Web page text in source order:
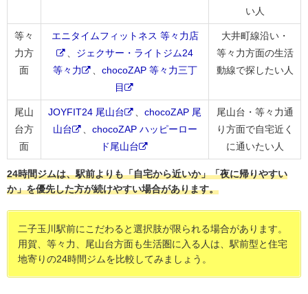
い人
等々
力方
面
エニタイムフィットネス 等々力店
ジェクサー・ライトジム24
等々力
chocoZAP 等々力三丁
目
大井町線沿い・
等々力方面の生活
動線で探したい人
尾山
台方
面
JOYFIT24 尾山台
chocoZAP 尾
山台
chocoZAP ハッピーロー
ド尾山台
尾山台・等々力通
り方面で自宅近く
に通いたい人
24時間ジムは、駅前よりも「自宅から近いか」「夜に帰りやすい
か」を優先した方が続けやすい場合があります。
二子玉川駅前にこだわると選択肢が限られる場合があります。
用賀、等々力、尾山台方面も生活圏に入る人は、駅前型と住宅
地寄りの24時間ジムを比較してみましょう。